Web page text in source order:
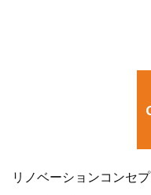
リノベーションコンセ